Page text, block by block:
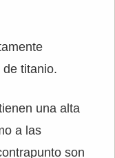
titanio.
una alta
a las
son